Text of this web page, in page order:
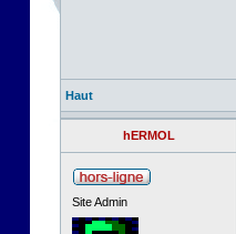
Haut
hERMOL
Site Admin